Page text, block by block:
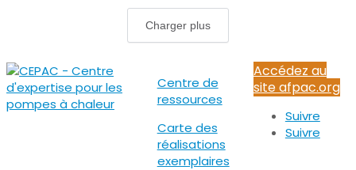
Charger plus
Centre de
ressources
Carte des
réalisations
exemplaires
Accédez au
site afpac.org
Suivre
Suivre